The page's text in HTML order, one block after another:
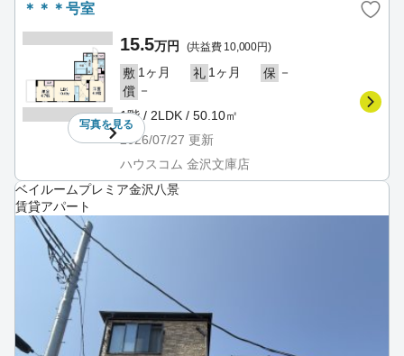
＊＊＊号室
写真を見る
15.5万円 (共益費 10,000円)
敷 1ヶ月 礼 1ヶ月 保 －
償 －
1階 / 2LDK / 50.10㎡
2026/07/27 更新
ハウスコム 金沢文庫店
ベイルームプレミア金沢八景
賃貸アパート